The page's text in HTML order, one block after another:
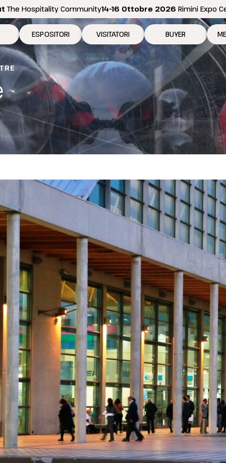
The Hospitality Community14-16 Ottobre 2026 Rimini Expo
ESPOSITORI
Perché esporre
Richiedi preventivo
Info per esporre
Promuovi la tua azienda
Rimini Hotels and Information
VISITATORI
Perché visitare
Richiedi il tuo biglietto
Info per visitare
Come arrivare
Rimini Hotels and Information
Area riservata visitatori
BUYER
Come diventare
Area riservata Buyer